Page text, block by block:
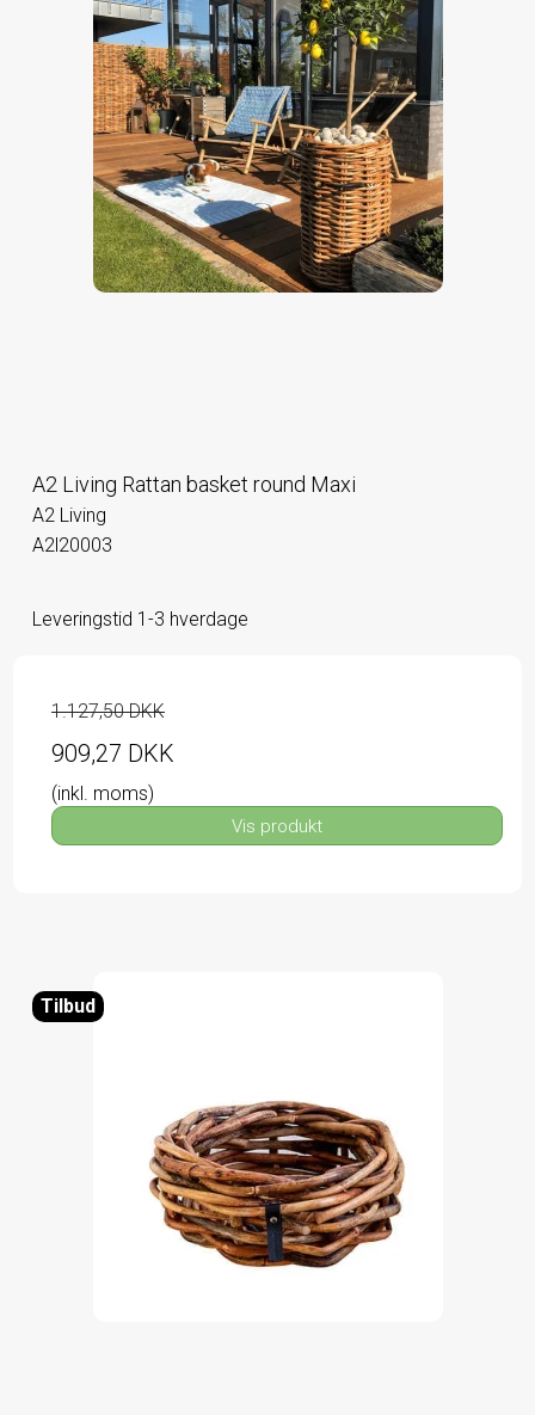
A2 Living Rattan basket round Maxi
A2 Living
A2l20003
Leveringstid 1-3 hverdage
1.127,50 DKK
909,27 DKK
(inkl. moms)
Vis produkt
Tilbud